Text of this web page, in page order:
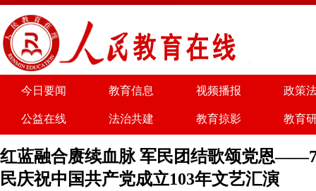
今日要闻 教育信息 视频播报 政策
公益在线 法治共建 教育掠影 教育
关于我们 广告服务 商务合作
红蓝融合赓续血脉 军民团结歌颂党恩
民庆祝中国共产党成立103年文艺汇演